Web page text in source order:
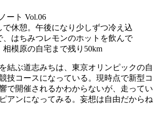
で休憩。午後になり少しずつ冷え込
、はちみつレモンのホットを飲んで
相模原の自宅まで残り50km
結ぶ道志みちは、東京オリンピックの自
技コースになっている。現時点で新型コ
で開催されるかわからないが、走ってい
アンになってみる。妄想は自由だからね